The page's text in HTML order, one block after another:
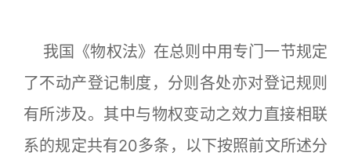
我国《物权法》在总则中用专门一节规定
了不动产登记制度，分则各处亦对登记规则
有所涉及。其中与物权变动之效力直接相联
系的规定共有20多条，以下按照前文所述分